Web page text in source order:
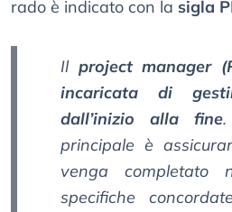
rado è indicato con la sigla
Il project manager
incaricata di
dall’inizio alla fine
principale è
venga completato
specifiche